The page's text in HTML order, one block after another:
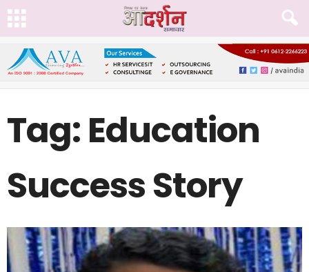
Tag: Education
Success Story